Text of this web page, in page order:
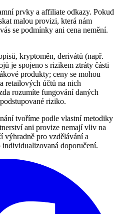
prvky a affiliate odkazy. Pokud
malou provizi, která nám
se podmínky ani cena nemění.
kryptoměn, derivátů (např.
je spojeno s rizikem ztráty části
produkty; ceny se mohou
retailových účtů na nich
rozumíte fungování daných
riziko.
tvoříme podle vlastní metodiky
ani provize nemají vliv na
výhradně pro vzdělávání a
doporučení.